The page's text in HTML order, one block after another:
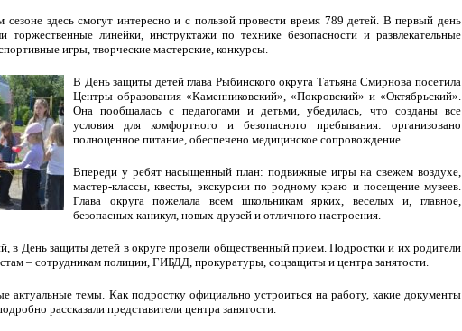
сезоне здесь смогут интересно и с пользой провести время 789 детей. В первый день
торжественные линейки, инструктажи по технике безопасности и развлекательные
игры, творческие мастерские, конкурсы.
В День защиты детей глава Рыбинского округа Татьяна Смирнова посетила
Центры образования «Каменниковский», «Покровский» и «Октябрьский».
Она пообщалась с педагогами и детьми, убедилась, что созданы все
условия для комфортного и безопасного пребывания: организовано
полноценное питание, обеспечено медицинское сопровождение.
Впереди у ребят насыщенный план: подвижные игры на свежем воздухе,
мастер-классы, квесты, экскурсии по родному краю и посещение музеев.
Глава округа пожелала всем школьникам ярких, веселых и, главное,
безопасных каникул, новых друзей и отличного настроения.
в День защиты детей в округе провели общественный прием. Подростки и их родители
– сотрудникам полиции, ГИБДД, прокуратуры, соцзащиты и центра занятости.
актуальные темы. Как подростку официально устроиться на работу, какие документы
рассказали представители центра занятости.